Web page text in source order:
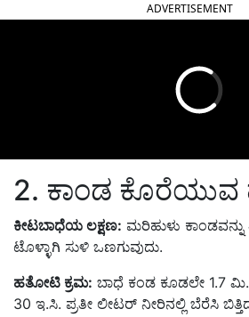
ADVERTISEMENT
2. ಕಾಂಡ ಕೊರೆಯುವ
ಕೀಟಬಾಧೆಯ ಲಕ್ಷಣ: ಮರಿಹುಳು ಕಾಂಡವನ್ನು
ಟೊಳ್ಳಾಗಿ ಸುಳಿ ಒಣಗುವುದು.
ಹತೋಟಿ ಕ್ರಮ: ಬಾಧೆ ಕಂಡ ಕೂಡಲೇ 1.7
30 ಇ.ಸಿ. ಪ್ರತೀ ಲೀಟರ್ ನೀರಿನಲ್ಲಿ ಬೆರೆಸಿ